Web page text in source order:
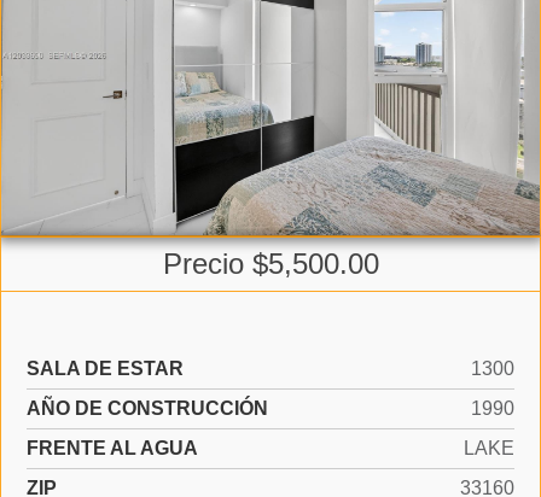
Precio $5,500.00
SALA DE ESTAR
1300
AÑO DE CONSTRUCCIÓN
1990
FRENTE AL AGUA
LAKE
ZIP
33160